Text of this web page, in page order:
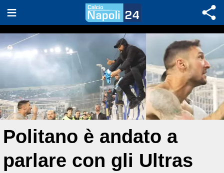
Politano è andato a
parlare con gli Ultras